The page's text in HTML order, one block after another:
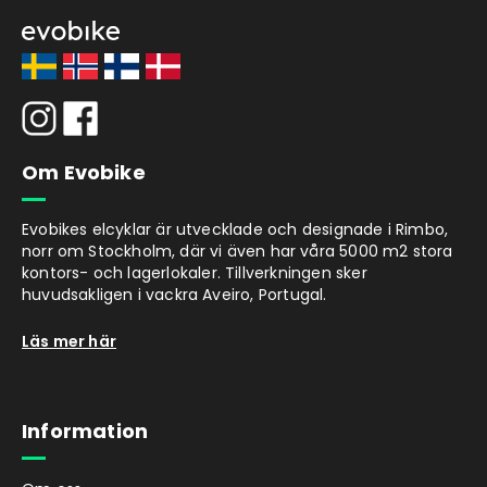
Förkortningen MIPS står för Multi-directional
Impact Protection System och systemet har
utvecklats av specialister inom
förebyggande av hjärnskador vid
rotationsfall. Tack vare MIPS-systemet kan
och påverkan på hjärnan till följd av det
minskas avsevärt. Därigenom kan
hjärnskador reduceras eller t.o.m. undvikas
helt.
Om Evobike
Evobikes elcyklar är utvecklade och designade i Rimbo,
norr om Stockholm, där vi även har våra 5000 m2 stora
kontors- och lagerlokaler. Tillverkningen sker
huvudsakligen i vackra Aveiro, Portugal.
Läs mer här
Information